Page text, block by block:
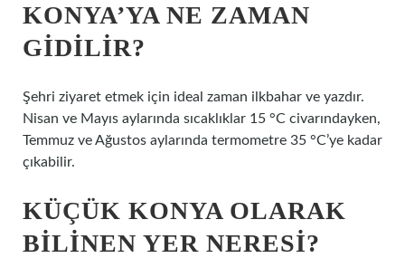
KONYA’YA NE ZAMAN
GIDILIR?
Şehri ziyaret etmek için ideal zaman ilkbahar ve yazdır.
Nisan ve Mayıs aylarında sıcaklıklar 15 °C civarındayken,
Temmuz ve Ağustos aylarında termometre 35 °C’ye kadar
çıkabilir.
KÜÇÜK KONYA OLARAK
BILINEN YER NERESI?